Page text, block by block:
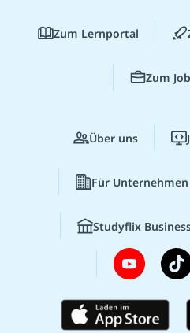
Zum Lernportal
Zum
Über uns
Für Unternehmen
Studyflix